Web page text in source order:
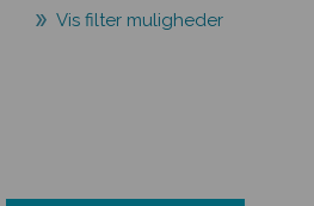
Vis filter muligheder